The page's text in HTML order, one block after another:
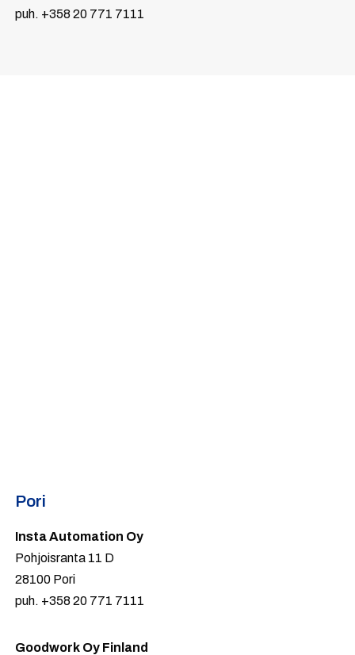
puh. +358 20 771 7111
Pori
Insta Automation Oy
Pohjoisranta 11 D
28100 Pori
puh. +358 20 771 7111
Goodwork Oy Finland